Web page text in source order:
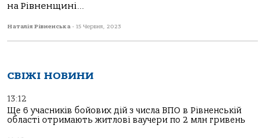
на Рівненщині...
Наталія Рівненська - 15 Червня, 2023
СВІЖІ НОВИНИ
13:12
Ще 6 учасників бойових дій з числа ВПО в Рівненській
області отримають житлові ваучери по 2 млн гривень